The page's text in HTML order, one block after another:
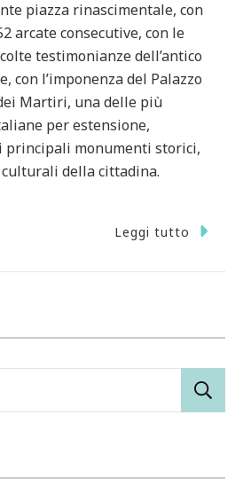
piazza rinascimentale, con
arcate consecutive, con le
testimonianze dell’antico
con l’imponenza del Palazzo
Martiri, una delle più
per estensione,
principali monumenti storici,
della cittadina.
Leggi tutto